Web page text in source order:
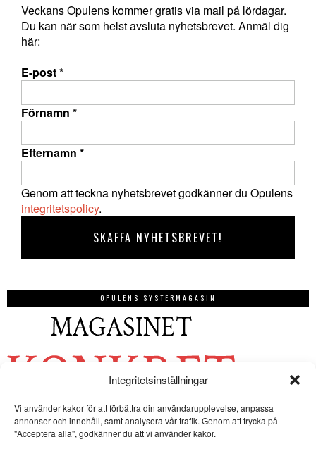
Integritetsinställningar
Vi använder kakor för att förbättra din användarupplevelse, anpassa
annonser och innehåll, samt analysera vår trafik. Genom att trycka på
"Acceptera alla", godkänner du att vi använder kakor.
Veckans Opulens kommer gratis via mail på lördagar.
Du kan när som helst avsluta nyhetsbrevet. Anmäl dig
här:
E-post*
Förnamn *
Efternamn *
Genom att teckna nyhetsbrevet godkänner du Opulens
integritetspolicy.
OPULENS SYSTERMAGASIN